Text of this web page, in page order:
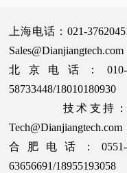
上海电话：021-
Sales@Dianjiangtech.com
北京电话：010-
58733448/18010180930
技术支持：
Tech@Dianjiangtech.com
合肥电话：0551-
63656691/18955193058